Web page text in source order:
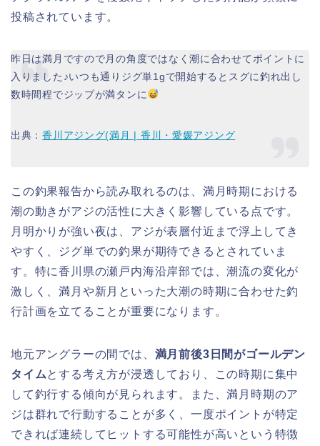
投稿されています。
昨日は満月ですので月の角度ではなく潮に合わせてポイントに
入りました♪いつも通りジグ単1gで開始するとスグに釣れ出し
数時間程でジップが満タンに
出典：香川アジング(満月 | 香川・愛媛アジング
この釣果報告から読み取れるのは、満月時期における
潮の動きがアジの活性に大きく影響している点です。
月明かりが強い夜は、アジが表層付近まで浮上してき
やすく、ジグ単での釣果が期待できるとされていま
す。特に香川県の瀬戸内海沿岸部では、潮流の変化が
激しく、満月や新月といった大潮の時期に合わせた釣
行計画を立てることが重要になります。
地元アングラーの間では、 満月前後3日間がゴールデン
タイムとする考え方が浸透しており、この時期に集中
して釣行する傾向が見られます。また、満月時期のア
ジは群れで行動することが多く、一度ポイントが特定
できれば連続してヒットする可能性が高いという特徴